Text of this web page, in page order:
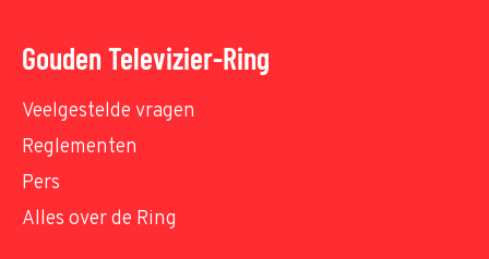
Gouden Televizier-Ring
Veelgestelde vragen
Reglementen
Pers
Alles over de Ring